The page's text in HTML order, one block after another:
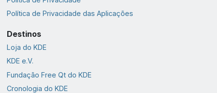
Política de Privacidade das Aplicações
Destinos
Loja do KDE
KDE e.V.
Fundação Free Qt do KDE
Cronologia do KDE